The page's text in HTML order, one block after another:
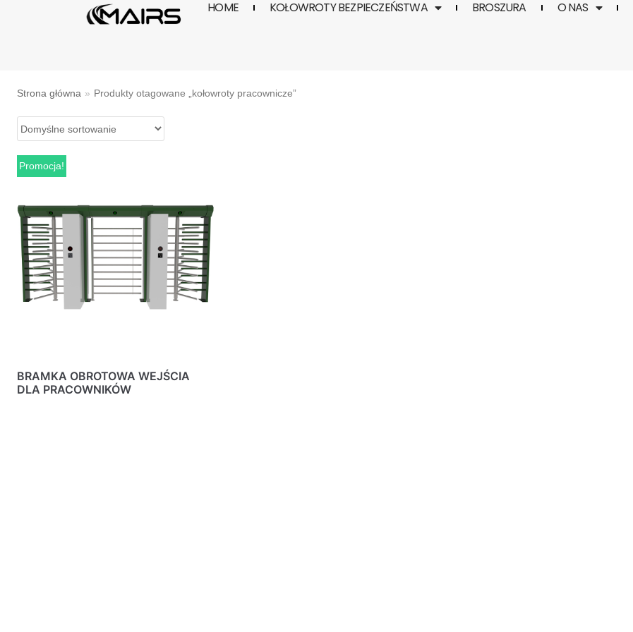
HOME KOŁOWROTY BEZPIECZEŃSTWA BROSZURA O NAS
Strona główna » Produkty otagowane „kołowroty pracownicze”
Promocja!
BRAMKA OBROTOWA WEJŚCIA
DLA PRACOWNIKÓW